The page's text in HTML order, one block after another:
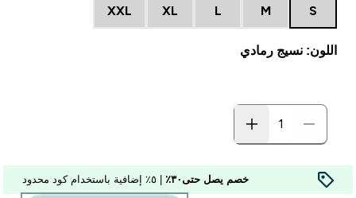
S
M
L
XL
XXL
اللون: نسيج رمادي
خصم يصل حتى٣٠٪